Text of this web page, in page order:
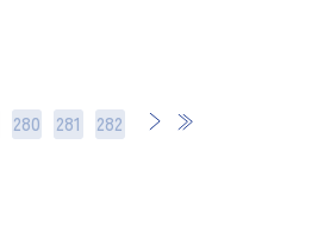
280 281 282
次 最後